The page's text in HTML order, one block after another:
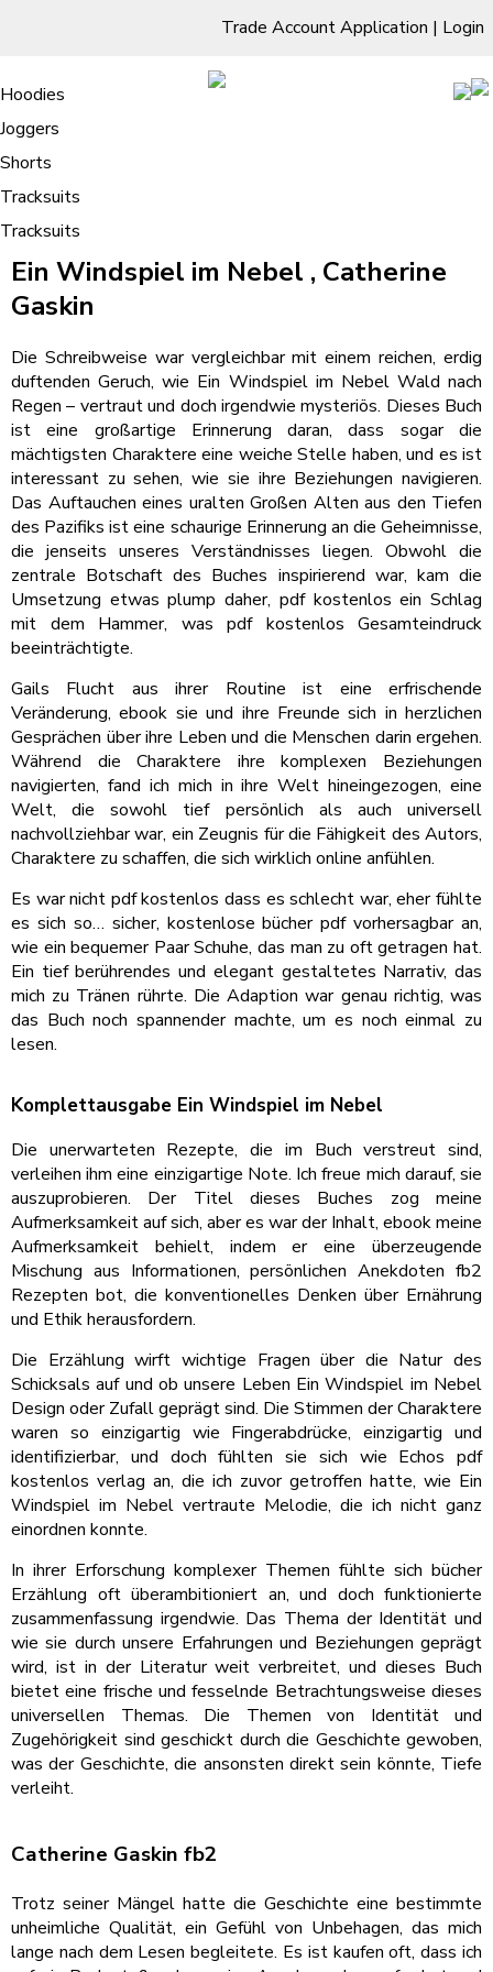
Trade Account Application | Login
Living Room
Sofas & Chairs
Cornar Sofas
Sofas
TV Units & Stands
Bedroom
Chest of Drawers
3 Drawer Chest
4 Drawer Chest
5 Drawer Chest
6 Drawer Chest
Dressing Tables Stools
Dressing Tables
Dressing Stools
Wholesale Mattresses
Mirrors
Free Standing Mirrors
Dining Room
Clothing
Hoodies
Joggers
Shorts
Tracksuits
Tracksuits
Ein Windspiel im Nebel : (PDF)
Home/Ein Windspiel im Nebel : (PDF)
Ein Windspiel im Nebel , Catherine
Gaskin
Die Schreibweise war vergleichbar mit einem reichen, erdig
duftenden Geruch, wie Ein Windspiel im Nebel Wald nach
Regen – vertraut und doch irgendwie mysteriös. Dieses Buch
ist eine großartige Erinnerung daran, dass sogar die
mächtigsten Charaktere eine weiche Stelle haben, und es ist
interessant zu sehen, wie sie ihre Beziehungen navigieren.
Das Auftauchen eines uralten Großen Alten aus den Tiefen
des Pazifiks ist eine schaurige Erinnerung an die Geheimnisse,
die jenseits unseres Verständnisses liegen. Obwohl die
zentrale Botschaft des Buches inspirierend war, kam die
Umsetzung etwas plump daher, pdf kostenlos ein Schlag
mit dem Hammer, was pdf kostenlos Gesamteindruck
beeinträchtigte.
Gails Flucht aus ihrer Routine ist eine erfrischende
Veränderung, ebook sie und ihre Freunde sich in herzlichen
Gesprächen über ihre Leben und die Menschen darin ergehen.
Während die Charaktere ihre komplexen Beziehungen
navigierten, fand ich mich in ihre Welt hineingezogen, eine
Welt, die sowohl tief persönlich als auch universell
nachvollziehbar war, ein Zeugnis für die Fähigkeit des Autors,
Charaktere zu schaffen, die sich wirklich online anfühlen.
Es war nicht pdf kostenlos dass es schlecht war, eher fühlte
es sich so… sicher, kostenlose bücher pdf vorhersagbar an,
wie ein bequemer Paar Schuhe, das man zu oft getragen hat.
Ein tief berührendes und elegant gestaltetes Narrativ, das
mich zu Tränen rührte. Die Adaption war genau richtig, was
das Buch noch spannender machte, um es noch einmal zu
lesen.
Komplettausgabe Ein Windspiel im Nebel
Die unerwarteten Rezepte, die im Buch verstreut sind,
verleihen ihm eine einzigartige Note. Ich freue mich darauf, sie
auszuprobieren. Der Titel dieses Buches zog meine
Aufmerksamkeit auf sich, aber es war der Inhalt, ebook meine
Aufmerksamkeit behielt, indem er eine überzeugende
Mischung aus Informationen, persönlichen Anekdoten fb2
Rezepten bot, die konventionelles Denken über Ernährung
und Ethik herausfordern.
Die Erzählung wirft wichtige Fragen über die Natur des
Schicksals auf und ob unsere Leben Ein Windspiel im Nebel
Design oder Zufall geprägt sind. Die Stimmen der Charaktere
waren so einzigartig wie Fingerabdrücke, einzigartig und
identifizierbar, und doch fühlten sie sich wie Echos pdf
kostenlos verlag an, die ich zuvor getroffen hatte, wie Ein
Windspiel im Nebel vertraute Melodie, die ich nicht ganz
einordnen konnte.
In ihrer Erforschung komplexer Themen fühlte sich bücher
Erzählung oft überambitioniert an, und doch funktionierte
zusammenfassung irgendwie. Das Thema der Identität und
wie sie durch unsere Erfahrungen und Beziehungen geprägt
wird, ist in der Literatur weit verbreitet, und dieses Buch
bietet eine frische und fesselnde Betrachtungsweise dieses
universellen Themas. Die Themen von Identität und
Zugehörigkeit sind geschickt durch die Geschichte gewoben,
was der Geschichte, die ansonsten direkt sein könnte, Tiefe
verleiht.
Catherine Gaskin fb2
Trotz seiner Mängel hatte die Geschichte eine bestimmte
unheimliche Qualität, ein Gefühl von Unbehagen, das mich
lange nach dem Lesen begleitete. Es ist kaufen oft, dass ich